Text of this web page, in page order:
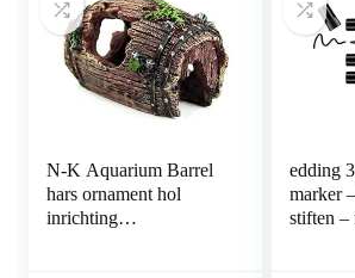
N-K Aquarium Barrel
hars ornament hol
inrichting
edding
marker
stiften –